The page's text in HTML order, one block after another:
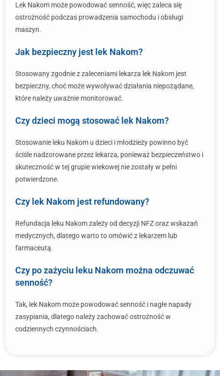
Lek Nakom może powodować senność, więc zaleca się
ostrożność podczas prowadzenia samochodu i obsługi
maszyn.
Jak bezpieczny jest lek Nakom?
Stosowany zgodnie z zaleceniami lekarza lek Nakom jest
bezpieczny, choć może wywoływać działania niepożądane,
które należy uważnie monitorować.
Czy dzieci mogą stosować lek Nakom?
Stosowanie leku Nakom u dzieci i młodzieży powinno być
ściśle nadzorowane przez lekarza, ponieważ bezpieczeństwo i
skuteczność w tej grupie wiekowej nie zostały w pełni
potwierdzone.
Czy lek Nakom jest refundowany?
Refundacja leku Nakom zależy od decyzji NFZ oraz wskazań
medycznych, dlatego warto to omówić z lekarzem lub
farmaceutą.
Czy po zażyciu leku Nakom można odczuwać
senność?
Tak, lek Nakom może powodować senność i nagłe napady
zasypiania, dlatego należy zachować ostrożność w
codziennych czynnościach.